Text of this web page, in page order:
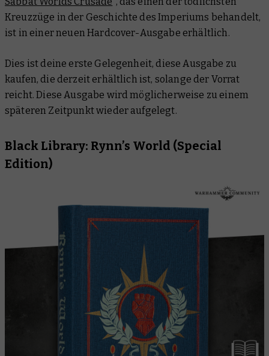
Kreuzzüge in der Geschichte des Imperiums behandelt,
ist in einer neuen Hardcover-Ausgabe erhältlich.
Dies ist deine erste Gelegenheit, diese Ausgabe zu
kaufen, die derzeit erhältlich ist, solange der Vorrat
reicht. Diese Ausgabe wird möglicherweise zu einem
späteren Zeitpunkt wieder aufgelegt.
Black Library: Rynn’s World (Special
Edition)